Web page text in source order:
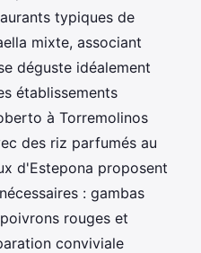
typiques de
mixte, associant
déguste idéalement
établissements
à Torremolinos
des riz parfumés au
d'Estepona proposent
: gambas
rouges et
conviviale